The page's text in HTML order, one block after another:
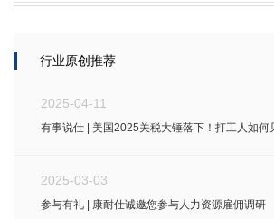
行业原创推荐
2025-04-11
有事说仕 | 美国2025关税大锤落下！打工人如何
2025-03-03
参与有礼 | 康耐仕诚邀您参与人力资源雇佣调研